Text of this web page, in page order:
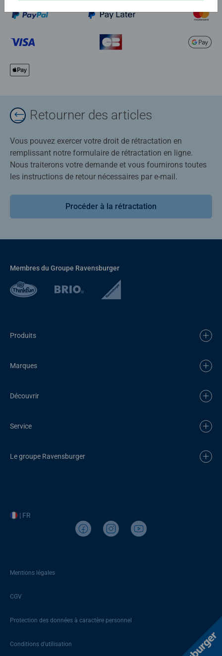
Retourner des articles
Vous pouvez exercer votre droit de rétractation en
remplissant notre formulaire de rétractation en ligne.
Nous traiterons votre demande et vous fournirons toutes
les instructions de retour nécessaires par e-mail.
Procéder à la rétractation
Membres du Groupe Ravensburger
Produits
Marques
Découvrir
Service
Le groupe Ravensburger
| FR
Mentions légales
CGV
Protection des données à caractère personnel
Conditions d’utilisation